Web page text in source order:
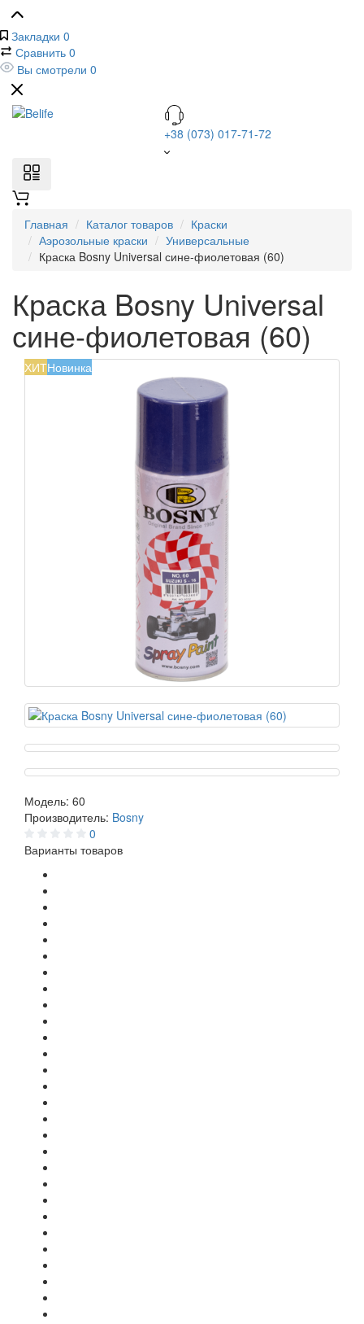
Закладки 0
Сравнить 0
Вы смотрели 0
+38 (073) 017-71-72
Главная Каталог товаров
Краски
Аэрозольные краски
Универсальные
Краска Bosny Universal сине-фиолетовая (60)
Краска Bosny Universal
сине-фиолетовая (60)
ХИТНовинка
Модель: 60
Производитель: Bosny
0
Варианты товаров